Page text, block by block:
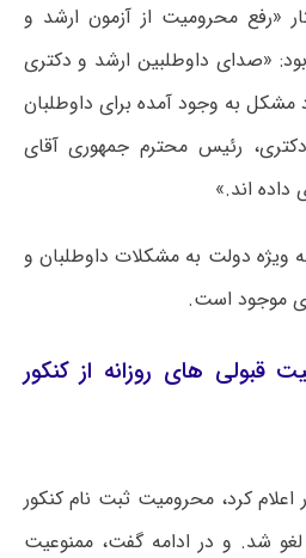
«رفع محرومیت از آزمون ارشد و
«صدای داوطلبین ارشد و دکتری
مشکل به وجود آمده برای داوطلبان
رئیس محترم جمهوری آقای
داده اند.»
ویژه دولت به مشکلات داوطلبان و
موجود است.
قبولی های روزانه از کنکور
کرد، محرومیت ثبت نام کنکور
برای پذیرفته شدگان ۱۴۰۳ لغو شد. و در ادامه گفت، ممنوعیت